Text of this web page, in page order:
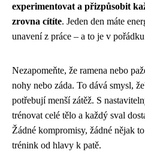
experimentovat a přizpůsobit
zrovna cítíte. Jeden den máte
unavení z práce – a to je v
Nezapomeňte, že ramena nebo
nohy nebo záda. To dává smysl,
potřebují menší zátěž. S
trénovat celé tělo a každý sval
Žádné kompromisy, žádné nějak
trénink od hlavy k patě.